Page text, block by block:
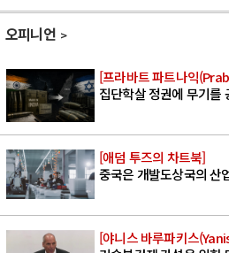
오피니언
[프라바트 파트나익
집단학살 정권에 무기를
[애덤 투즈의 차트북]
중국은 개발도상국의 산
[야니스 바루파키스